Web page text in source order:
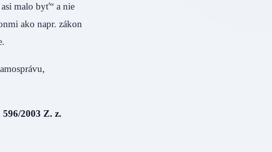
malo byť“ a nie
ako napr. zákon
596/2003 Z. z.